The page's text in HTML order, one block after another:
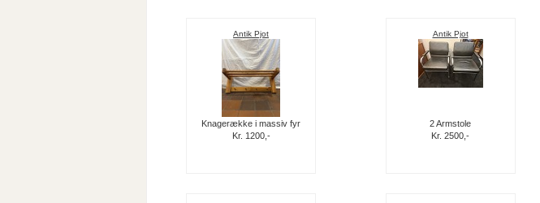
Antik Pjot
Knagerække i massiv fyr
Kr. 1200,-
Antik Pjot
2 Armstole
Kr. 2500,-